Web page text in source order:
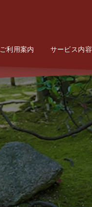
ご利用案内
Information サービス内容
Service